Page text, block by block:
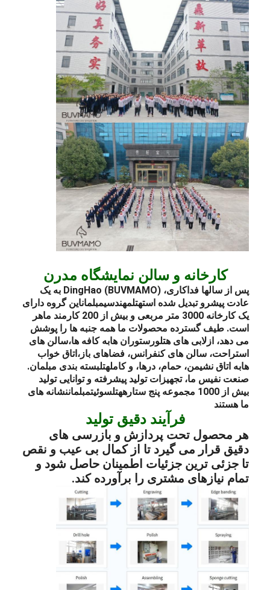
کارخانه و سالن نمایشگاه مدرن
پس از سالها فداکاری، DingHao (BUVMAMO) به یک
عادت پیشرو تبدیل شده استهتلمهندسیمبلماناین گروه دارای
یک کارخانه 3000 متر مربعی و بیش از 200 کارمند ماهر
است. طیف گسترده محصولات ما همه جنبه ها را پوشش
می دهد، ازلابی های هتلورستوران هابه کافه ها،سالن های
استراحت، سالن های کنفرانس، فضاهای باز،اتاق خواب
هابه اتاق نشیمن، حمام، درها، و کاملهتلبسته بندی مبلمان.
صنعت نفیس ما، تجهیزات تولید پیشرفته و توانایی تولید
بیش از 1000 مجموعه پنج ستاره
هتلسوئیتمبلماننشانه های
ما هستند
فرآیند دقیق تولید
هر محصول تحت پردازش و بازرسی های
دقیق قرار می گیرد تا از کمال بی عیب و نقص
تا جزئی ترین جزئیات اطمینان حاصل شود و
تمام نیازهای مشتری را برآورده کند.